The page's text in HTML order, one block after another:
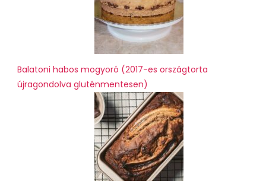
Balatoni habos mogyoró (2017-es országtorta
újragondolva gluténmentesen)